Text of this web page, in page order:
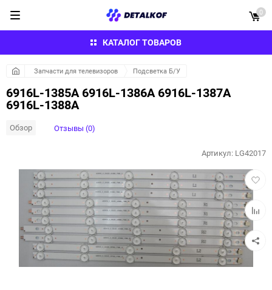
КАТАЛОГ ТОВАРОВ
0
Запчасти для телевизоров Подсветка Б/У
6916L-1385A 6916L-1386A 6916L-1387A
6916L-1388A
Обзор Отзывы (0)
в
к
Артикул: LG42017